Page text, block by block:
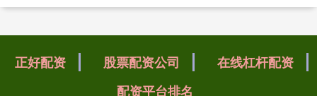
正好配资 股票配资公司
在线杠杆配资
配资平台排名